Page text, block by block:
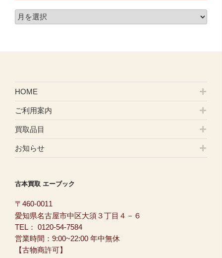
HOME
ご利用案内
買取品目
お知らせ
古本買取 エーブック
〒460-0011
愛知県名古屋市中区大須３丁目４－６
TEL： 0120-54-7584
営業時間：9:00~22:00 年中無休
【古物商許可】